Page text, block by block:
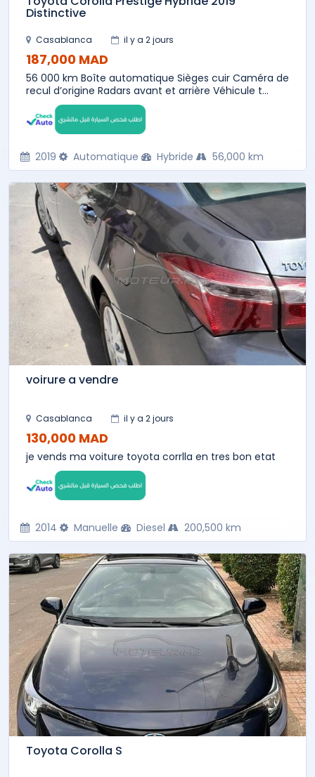
Distinctive
Casablanca il y a 2 jours
187,000 MAD
56 000 km Boîte automatique Sièges cuir Caméra de
recul d’origine Radars avant et arrière Véhicule t...
2019 Automatique Hybride 56,000 km
voirure a vendre
Casablanca il y a 2 jours
130,000 MAD
je vends ma voiture toyota corrlla en tres bon etat
2014 Manuelle Diesel 200,500 km
Toyota Corolla S